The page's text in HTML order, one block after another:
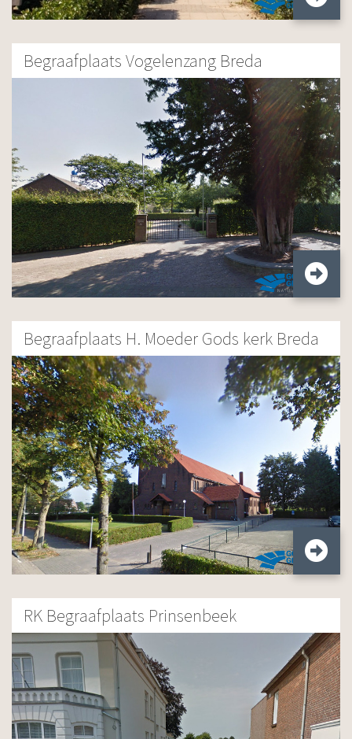
Begraafplaats Vogelenzang Breda
Begraafplaats H. Moeder Gods kerk Breda
RK Begraafplaats Prinsenbeek